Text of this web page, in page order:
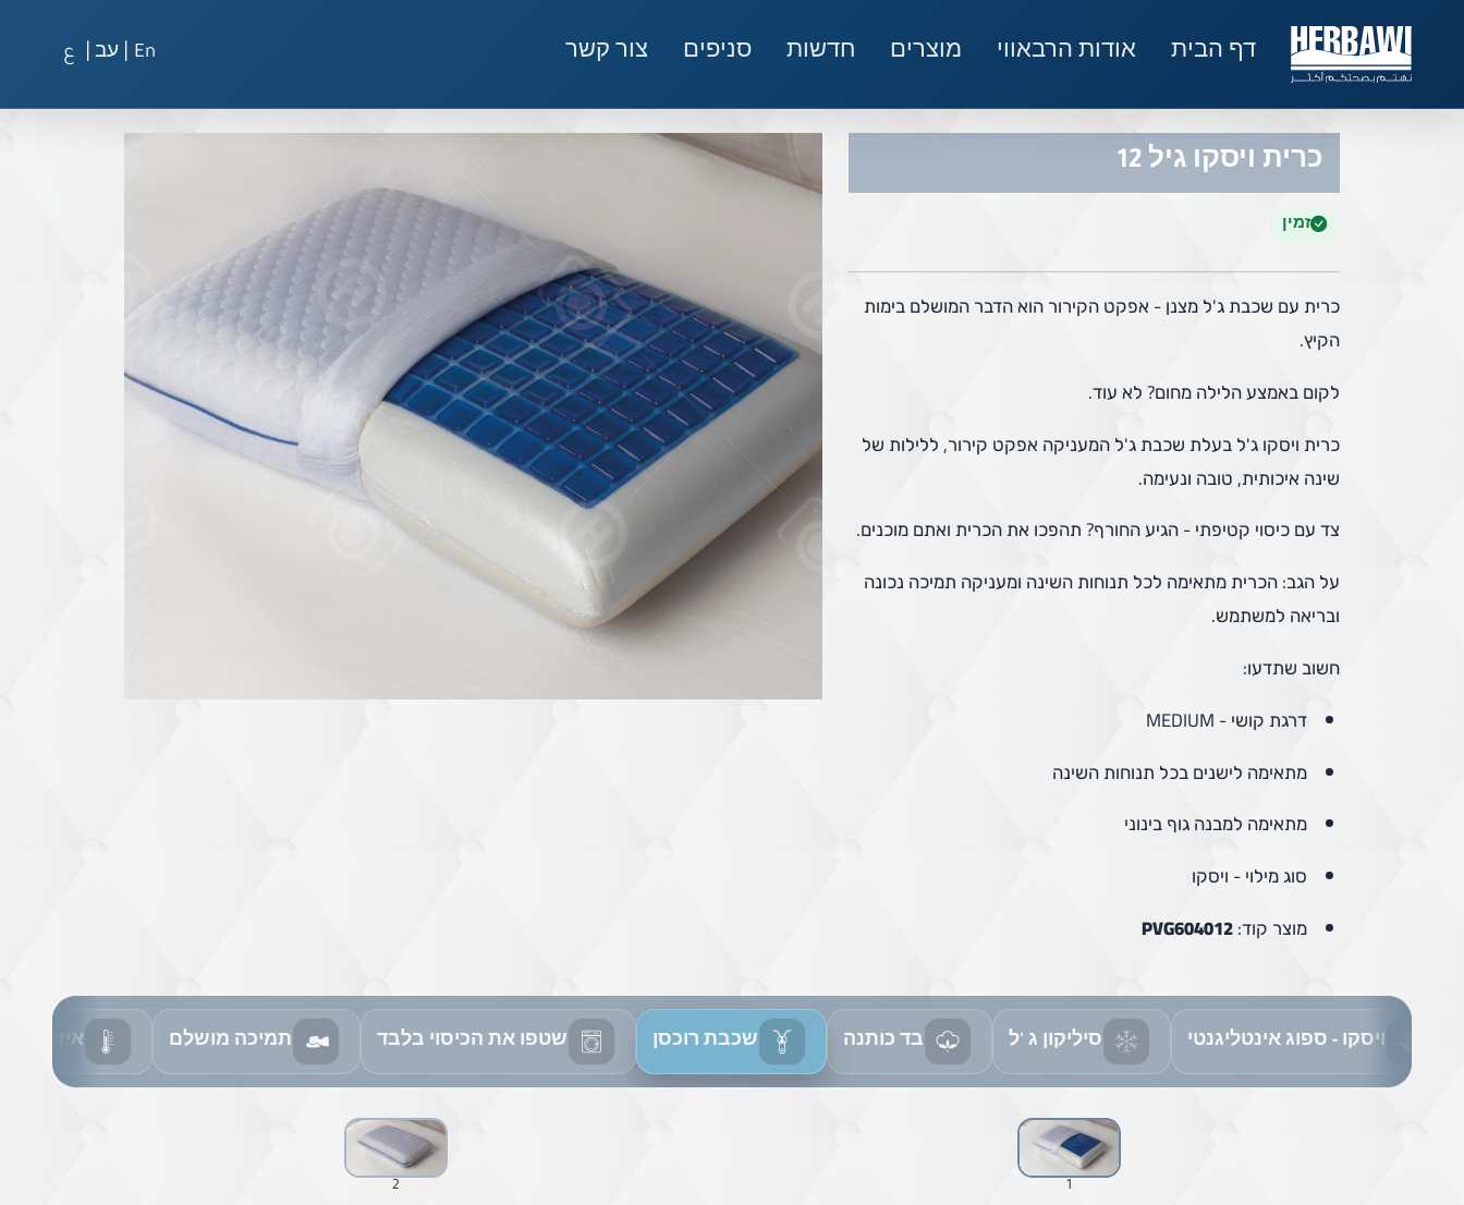
דף הבית אודות הרבאווי מוצרים חדשות סניפים צור קשר En עב ع
כרית ויסקו גיל 12
זמין
כרית עם שכבת ג'ל מצנן - אפקט הקירור הוא הדבר המושלם בימות
הקיץ.
לקום באמצע הלילה מחום? לא עוד.
כרית ויסקו ג'ל בעלת שכבת ג'ל המעניקה אפקט קירור, ללילות של
שינה איכותית, טובה ונעימה.
צד עם כיסוי קטיפתי - הגיע החורף? תהפכו את הכרית ואתם מוכנים.
על הגב: הכרית מתאימה לכל תנוחות השינה ומעניקה תמיכה נכונה
ובריאה למשתמש.
חשוב שתדעו:
דרגת קושי - MEDIUM
מתאימה לישנים בכל תנוחות השינה
מתאימה למבנה גוף בינוני
סוג מילוי - ויסקו
מוצר קוד:PVG604012
ויסקו - ספוג אינטליגנטי סיליקון ג 'ל בד כותנה שכבת רוכסן שטפו את הכיסוי בלבד תמיכה מושלם איזון
1
2